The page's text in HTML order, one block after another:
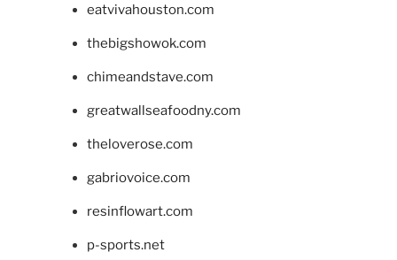
eatvivahouston.com
thebigshowok.com
chimeandstave.com
greatwallseafoodny.com
theloverose.com
gabriovoice.com
resinflowart.com
p-sports.net